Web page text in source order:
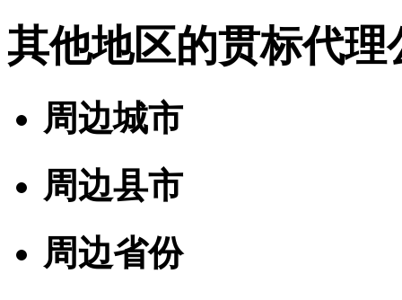
其他地区的贯标代理
周边城市
周边县市
周边省份